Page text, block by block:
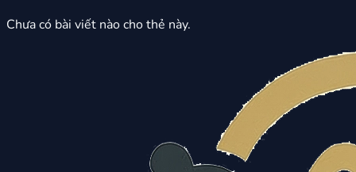
Chưa có bài viết nào cho thẻ này.